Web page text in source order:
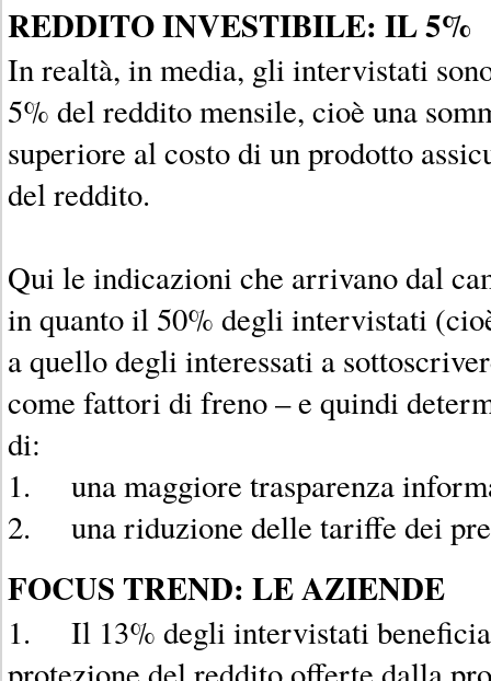
REDDITO INVESTIBILE: IL 5%
In realtà, in media, gli intervistati
5% del reddito mensile, cioè una
superiore al costo di un prodotto
del reddito.
Qui le indicazioni che arrivano dal
in quanto il 50% degli intervistati
a quello degli interessati a
come fattori di freno – e quindi
di:
1. una maggiore trasparenza
2. una riduzione delle tariffe dei
FOCUS TREND: LE AZIENDE
1. Il 13% degli intervistati beneficia